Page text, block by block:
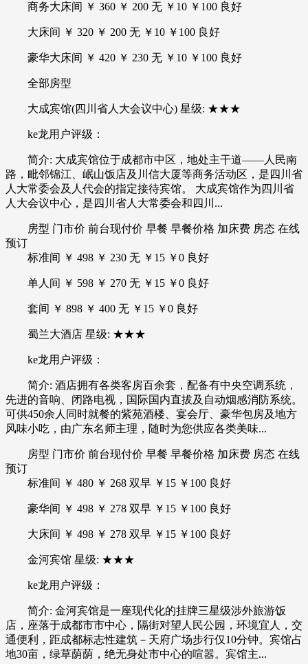
商务大床间 ￥ 360 ￥ 200 无 ￥10 ￥100 良好
大床间 ￥ 320 ￥ 200 无 ￥10 ￥100 良好
豪华大床间 ￥ 420 ￥ 230 无 ￥10 ￥100 良好
全部房型
大成宾馆(四川省人大会议中心) 星级: ★★★
ke龙用户评级：
简介: 大成宾馆位于成都市中区，地处主干道——人民南
路，毗邻锦江、岷山饭店及川信大厦等商务活动区，是四川省
人大常委会及人代会的指定接待宾馆。 大成宾馆作为四川省
人大会议中心，是四川省人大常委会和四川...
房型 门市价 前台现付价 早餐 早餐价格 加床费 房态 在线
预订
标准间 ￥ 498 ￥ 230 无 ￥15 ￥0 良好
单人间 ￥ 598 ￥ 270 无 ￥15 ￥0 良好
套间 ￥ 898 ￥ 400 无 ￥15 ￥0 良好
蜀兰大酒店 星级: ★★★
ke龙用户评级：
简介: 酒店拥有各类客房百余套，配备有中央空调系统，
先进的音响、闭路电视，国际国内直拔及自动烟感消防系统。
可供450余人同时就餐的紫苑酒楼、宴会厅、豪华包房及地方
风味小吃，由广东名师主理，随时为您供应各类美味...
房型 门市价 前台现付价 早餐 早餐价格 加床费 房态 在线
预订
标准间 ￥ 480 ￥ 268 双早 ￥15 ￥100 良好
豪华间 ￥ 498 ￥ 278 双早 ￥15 ￥100 良好
大床间 ￥ 498 ￥ 278 双早 ￥15 ￥100 良好
金河宾馆 星级: ★★★
ke龙用户评级：
简介: 金河宾馆是一座现代化的挂牌三星级涉外旅游饭
店，座落于成都市市中心，隔街对望人民公园，环境宜人，交
通便利，距成都标志性建筑－天府广场步行仅10分钟。宾馆占
地30亩，绿草荫荫，绝无身处市中心的喧嚣。宾馆主...